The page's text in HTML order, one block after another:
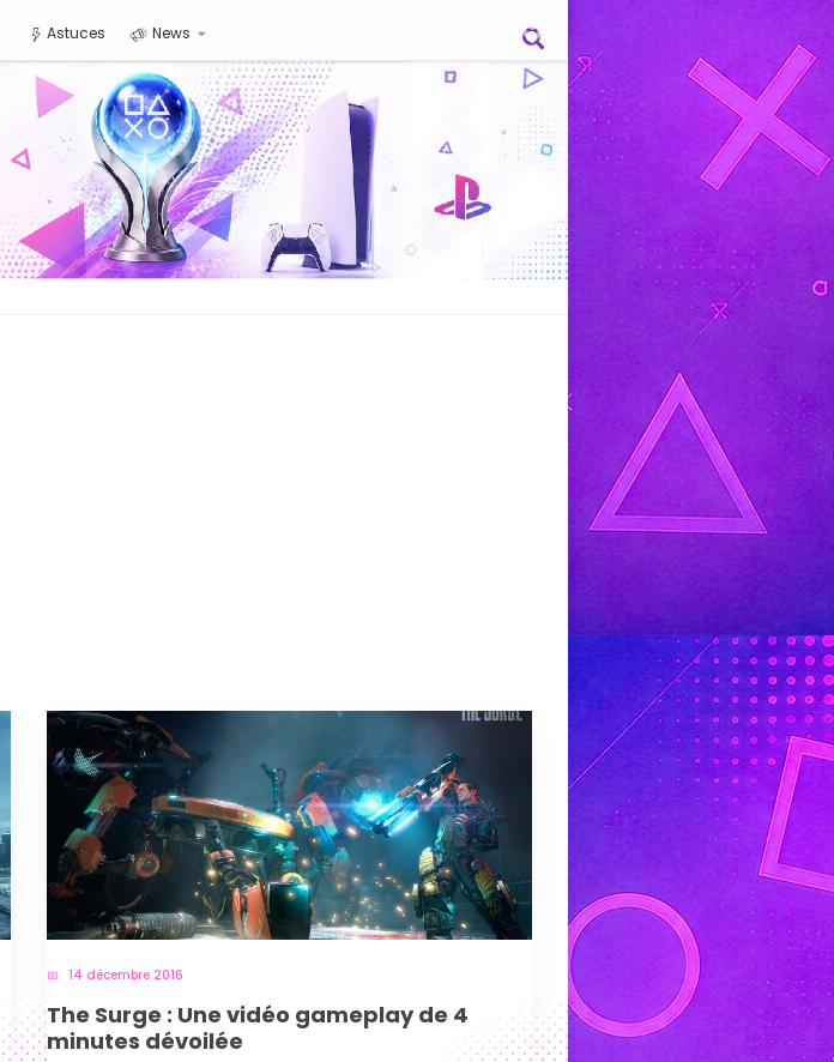
Astuces News
14 décembre 2016
The Surge : Une vidéo gameplay de 4
minutes dévoilée